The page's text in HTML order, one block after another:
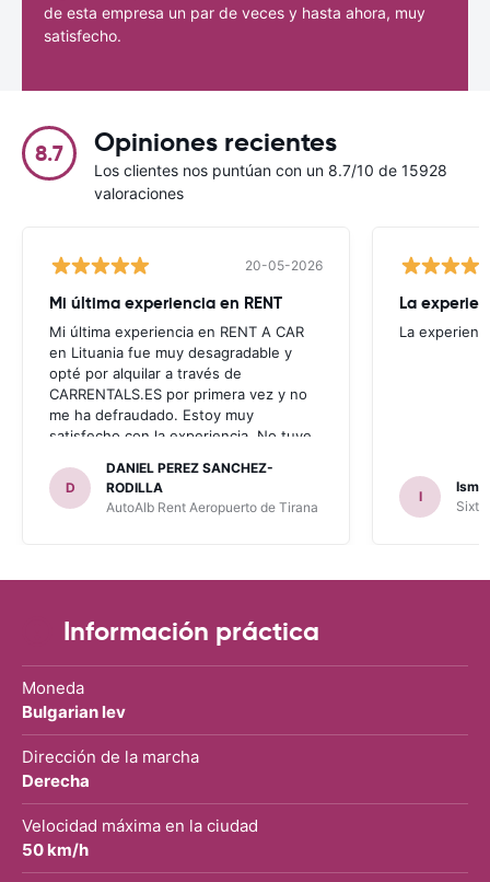
de esta empresa un par de veces y hasta ahora, muy
satisfecho.
8.7 Opiniones recientes
Los clientes nos puntúan con un 8.7/10 de 15928
valoraciones
20-05-2026
Mi última experiencia en RENT
Mi última experiencia en RENT A CAR
en Lituania fue muy desagradable y
opté por alquilar a través de
CARRENTALS.ES por primera vez y no
me ha defraudado. Estoy muy
satisfecho con la experiencia. No tuve
invitaron a adquirir un seguro (como
había leído en varios blog). En mis
anteriores viajes nunca había alquilado
con CARRETALS. Muchas gracias.
para ALBANIA
D
DANIEL PEREZ SANCHEZ-
RODILLA
AutoAlb Rent Aeropuerto de Tirana
La
La
I
Sixt
Información práctica
Moneda
Bulgarian lev
Dirección de la marcha
Derecha
Velocidad máxima en la ciudad
50 km/h